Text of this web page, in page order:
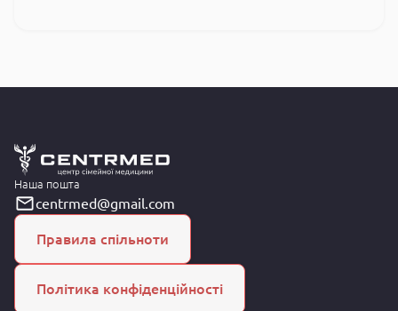
Наша пошта
centrmed@gmail.com
Правила спільноти
Політика конфіденційності